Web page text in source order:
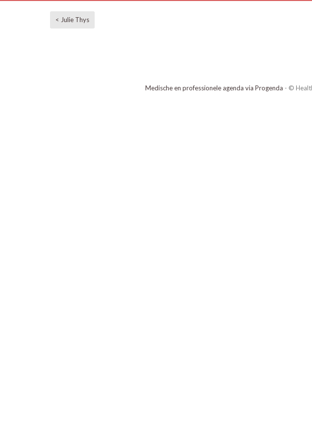
< Julie Thys
Medische en professionele agenda via Progenda - ©